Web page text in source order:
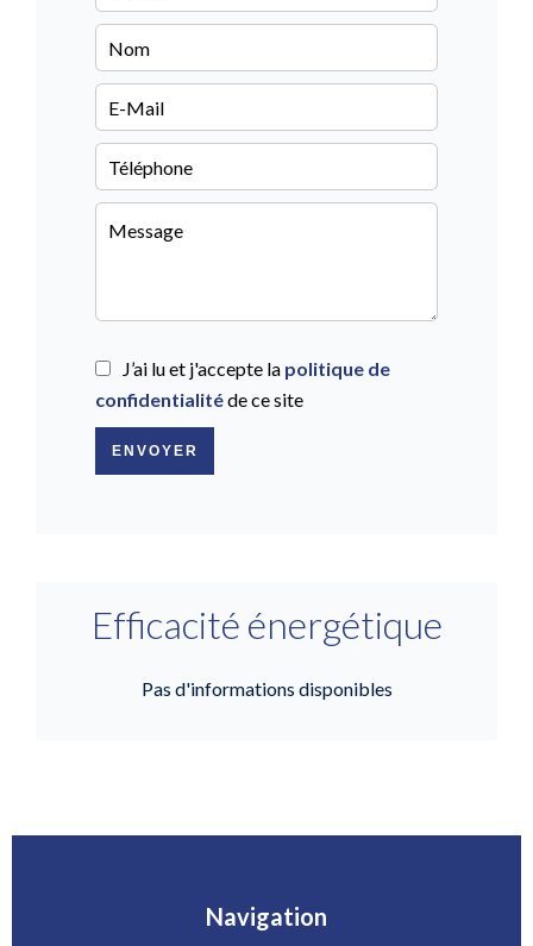
J’ai lu et j'accepte la politique de
confidentialitéde ce site
ENVOYER
Efficacité énergétique
Pas d'informations disponibles
Navigation